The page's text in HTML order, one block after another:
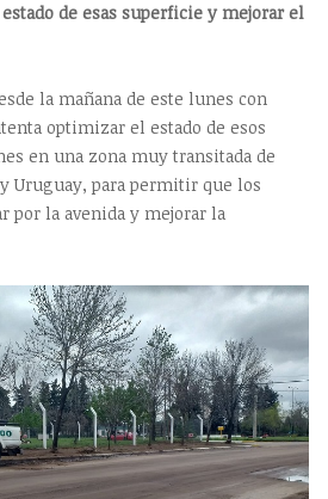
de esas superficie y mejorar el
la mañana de este lunes con
optimizar el estado de esos
en una zona muy transitada de
Uruguay, para permitir que los
por la avenida y mejorar la